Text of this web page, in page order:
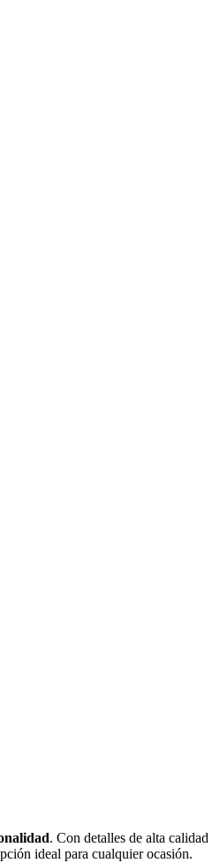
. Con detalles de alta calidad
ideal para cualquier ocasión.